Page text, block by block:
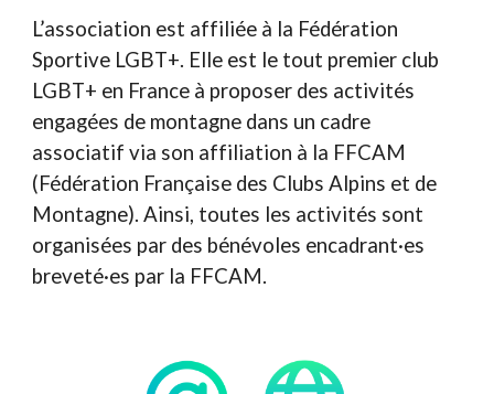
L’association est affiliée à la Fédération
Sportive LGBT+. Elle est le tout premier club
LGBT+ en France à proposer des activités
engagées de montagne dans un cadre
associatif via son affiliation à la FFCAM
(Fédération Française des Clubs Alpins et de
Montagne). Ainsi, toutes les activités sont
organisées par des bénévoles encadrant·es
breveté·es par la FFCAM.